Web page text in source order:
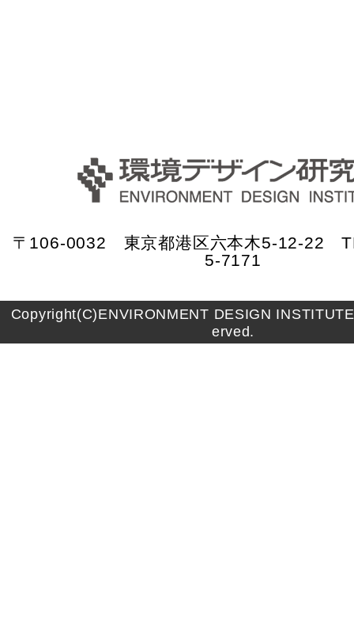
〒106-0032 東京都港区六本木5-12-22
5-7171
Copyright(C)ENVIRONMENT DESIGN
erved.